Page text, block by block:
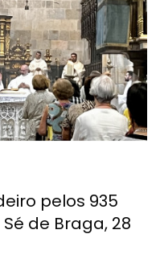
pelos 935
de Braga, 28